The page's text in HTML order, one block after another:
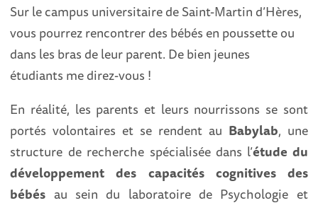
Sur le campus universitaire de Saint-Martin d’Hères,
vous pourrez rencontrer des bébés en poussette ou
dans les bras de leur parent. De bien jeunes
étudiants me direz-vous !
En réalité, les parents et leurs nourrissons se sont
portés volontaires et se rendent au Babylab, une
structure de recherche spécialisée dans l’étude du
développement des capacités cognitives des
bébés au sein du laboratoire de Psychologie et